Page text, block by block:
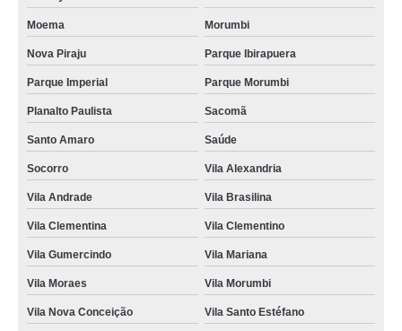
Moema Morumbi
Nova Piraju Parque Ibirapuera
Parque Imperial Parque Morumbi
Planalto Paulista Sacomã
Santo Amaro Saúde
Socorro Vila Alexandria
Vila Andrade Vila Brasilina
Vila Clementina Vila Clementino
Vila Gumercindo Vila Mariana
Vila Moraes Vila Morumbi
Vila Nova Conceição Vila Santo Estéfano